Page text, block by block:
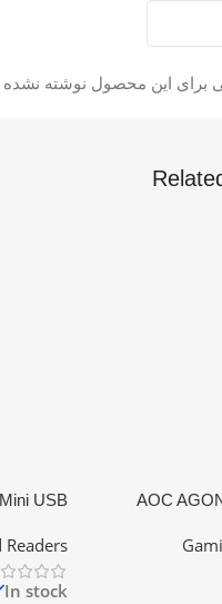
برای این محصول نوشته
AOC
USB
Readers
In stock